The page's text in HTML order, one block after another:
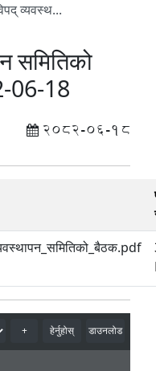
व्यवस्थ...
समितिको
06-18
2082-06-18